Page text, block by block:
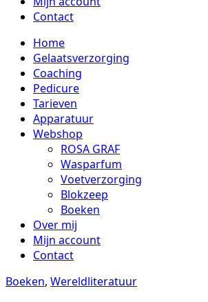
Contact
Home
Gelaatsverzorging
Coaching
Pedicure
Tarieven
Apparatuur
Webshop
ROSA GRAF
Wasparfum
Voetverzorging
Blokzeep
Boeken
Over mij
Mijn account
Contact
Boeken, Wereldliteratuur